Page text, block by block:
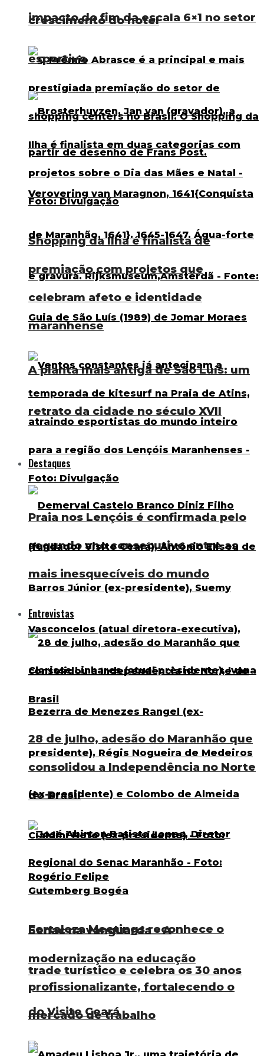
crescimento do hotel
Shopping da Ilha é finalista de
premiação com projetos que
celebram afeto e identidade
maranhense
Praia nos Lençóis é confirmada pelo
segundo ano consecutivo entre as
mais inesquecíveis do mundo
Entrevistas
28 de julho, adesão do Maranhão que
consolidou a Independência no Norte
do Brasil
Senac na vanguarda – A
modernização na educação
profissionalizante, fortalecendo o
mercado de trabalho
impacto do fim da escala 6×1 no setor
esportivo
A planta mais antiga de São Luís: um
retrato da cidade no século XVII
Destaques
Fortaleza Meetings reconhece o
trade turístico e celebra os 30 anos
do Visite Ceará